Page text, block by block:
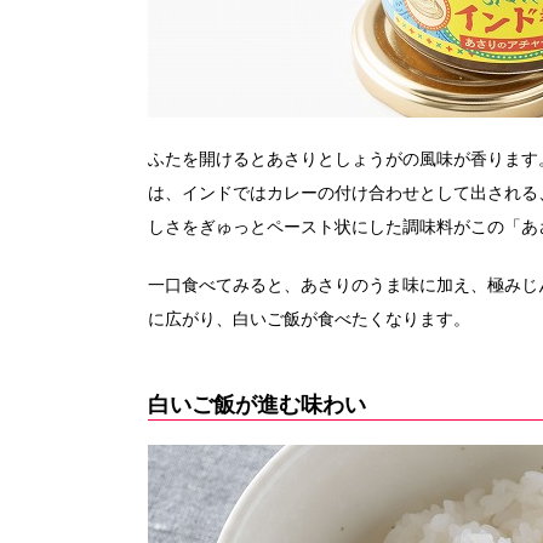
ふたを開けるとあさりとしょうがの風味が香りま
は、インドではカレーの付け合わせとして出され
しさをぎゅっとペースト状にした調味料がこの「
一口食べてみると、あさりのうま味に加え、極み
に広がり、白いご飯が食べたくなります。
白いご飯が進む味わい